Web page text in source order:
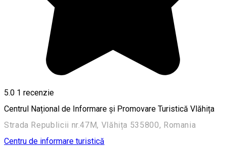
5.0 1 recenzie
Centrul Național de Informare și Promovare Turistică Vlăhița
Strada Republicii nr.47M, Vlăhița 535800, Romania
Centru de informare turistică